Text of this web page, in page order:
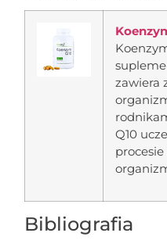
zawiera
Q10
Bibliografia